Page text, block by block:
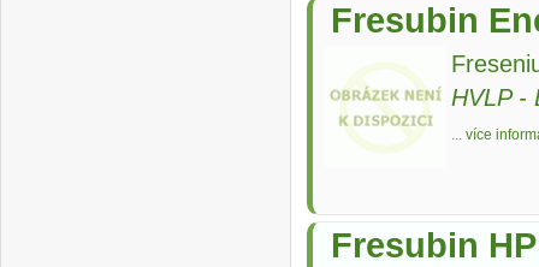
Fresubin
HVLP-
... více
Fresubin